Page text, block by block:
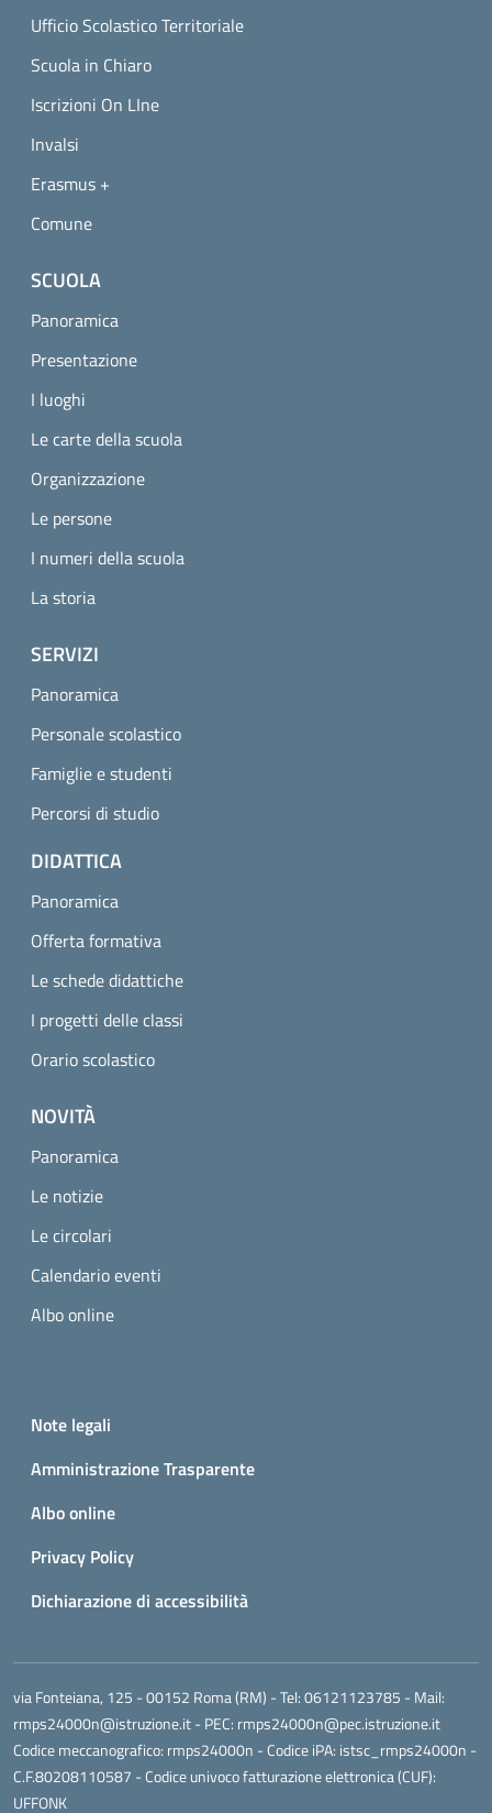
Ufficio Scolastico Territoriale
Scuola in Chiaro
Iscrizioni On LIne
Invalsi
Erasmus +
Comune
SCUOLA
Panoramica
Presentazione
I luoghi
Le carte della scuola
Organizzazione
Le persone
I numeri della scuola
La storia
SERVIZI
Panoramica
Personale scolastico
Famiglie e studenti
Percorsi di studio
DIDATTICA
Panoramica
Offerta formativa
Le schede didattiche
I progetti delle classi
Orario scolastico
NOVITÀ
Panoramica
Le notizie
Le circolari
Calendario eventi
Albo online
Small prints
Note legali
Amministrazione Trasparente
Albo online
Privacy Policy
Dichiarazione di accessibilità
via Fonteiana, 125 - 00152 Roma (RM) - Tel:06121123785 - Mail:
rmps24000n@istruzione.it- PEC: rmps24000n@pec.istruzione.it
Codice meccanografico: rmps24000n - Codice iPA: istsc_rmps24000n -
C.F.80208110587 - Codice univoco fatturazione elettronica (CUF):
UFFONK